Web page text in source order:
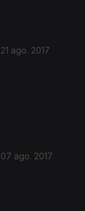
21 ago. 2017
07 ago. 2017